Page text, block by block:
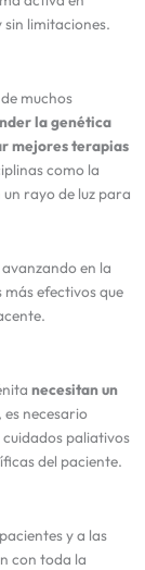
limitaciones.
muchos
la genética
mejores terapias
como la
rayo de luz para
en la
efectivos que
necesitan un
es necesario
paliativos
del paciente.
y a las
con toda la